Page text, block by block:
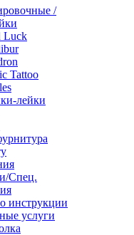
/
Luck
Tattoo
лейки
Спец.
инструкции
услуги